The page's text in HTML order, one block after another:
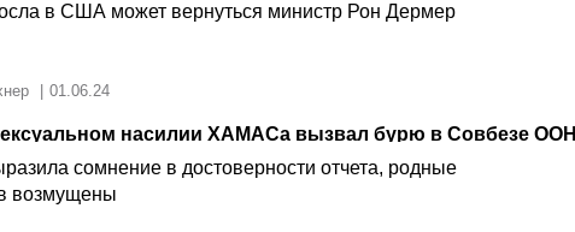
в США может вернуться министр Рон Дермер
01.06.24
насилии ХАМАСа вызвал бурю в Совбезе ООН
сомнение в достоверности отчета, родные
возмущены